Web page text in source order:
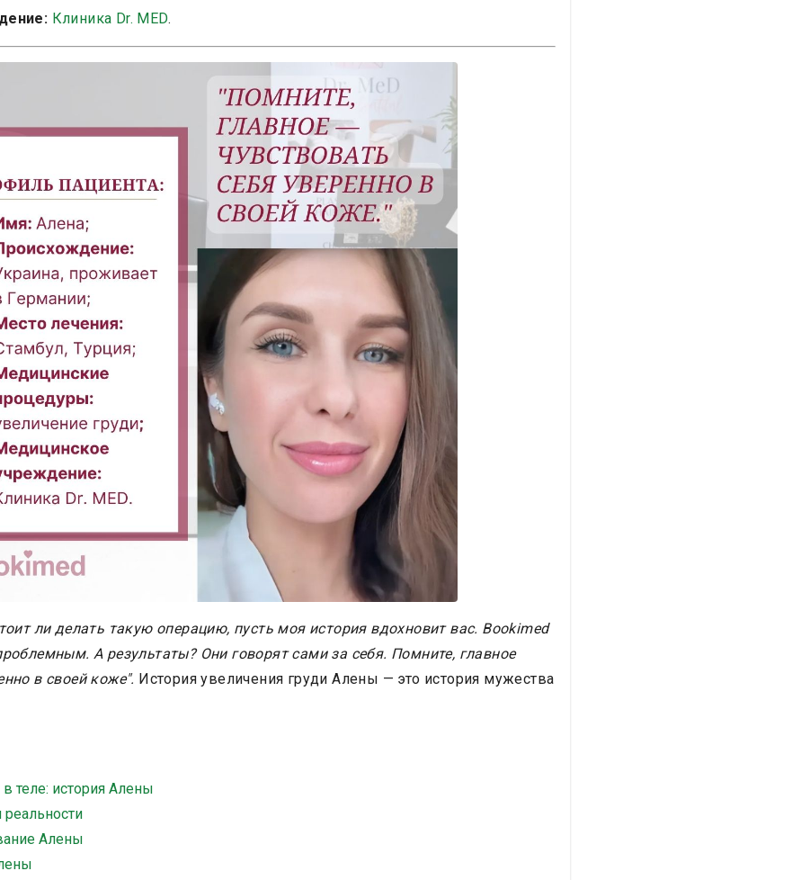
Клиника Dr. MED.
ли делать такую операцию, пусть моя история вдохновит вас. Bookimed
А результаты? Они говорят сами за себя. Помните, главное
в своей коже". История увеличения груди Алены — это история мужества
теле: история Алены
Алены